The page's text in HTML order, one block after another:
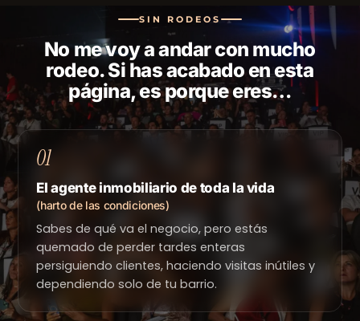
SIN RODEOS
No me voy a andar con mucho
rodeo. Si has acabado en esta
página, es porque eres…
01
El agente inmobiliario de toda la vida
(harto de las condiciones)
Sabes de qué va el negocio, pero estás
quemado de perder tardes enteras
persiguiendo clientes, haciendo visitas inútiles y
dependiendo solo de tu barrio.